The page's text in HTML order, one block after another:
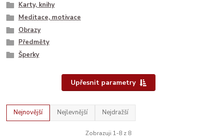
Karty, knihy
Meditace, motivace
Obrazy
Předměty
Šperky
Upřesnit parametry
Nejnovější Nejlevnější Nejdražší
Zobrazuji 1-8 z 8